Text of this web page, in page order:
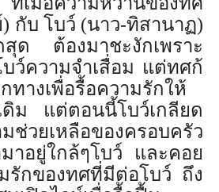
กับ โบว์ (นาว-ทิสานาฏ)
สุด ต้องมาชะงักเพราะ
ว์ความจำเสื่อม แต่ทศก้
ทางเพื่อรื้อความรักให้
ดิม แต่ตอนนี้โบว์เกลียด
ช่วยเหลือของครอบครัว
าอยู่ใกล้ๆโบว์ และคอย
รักของทศที่มีต่อโบว์ ถึง